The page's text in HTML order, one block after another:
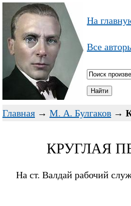
На
Все
Главная → М. А. Булгаков →
КРУГЛАЯ
На ст. Валдай рабочий